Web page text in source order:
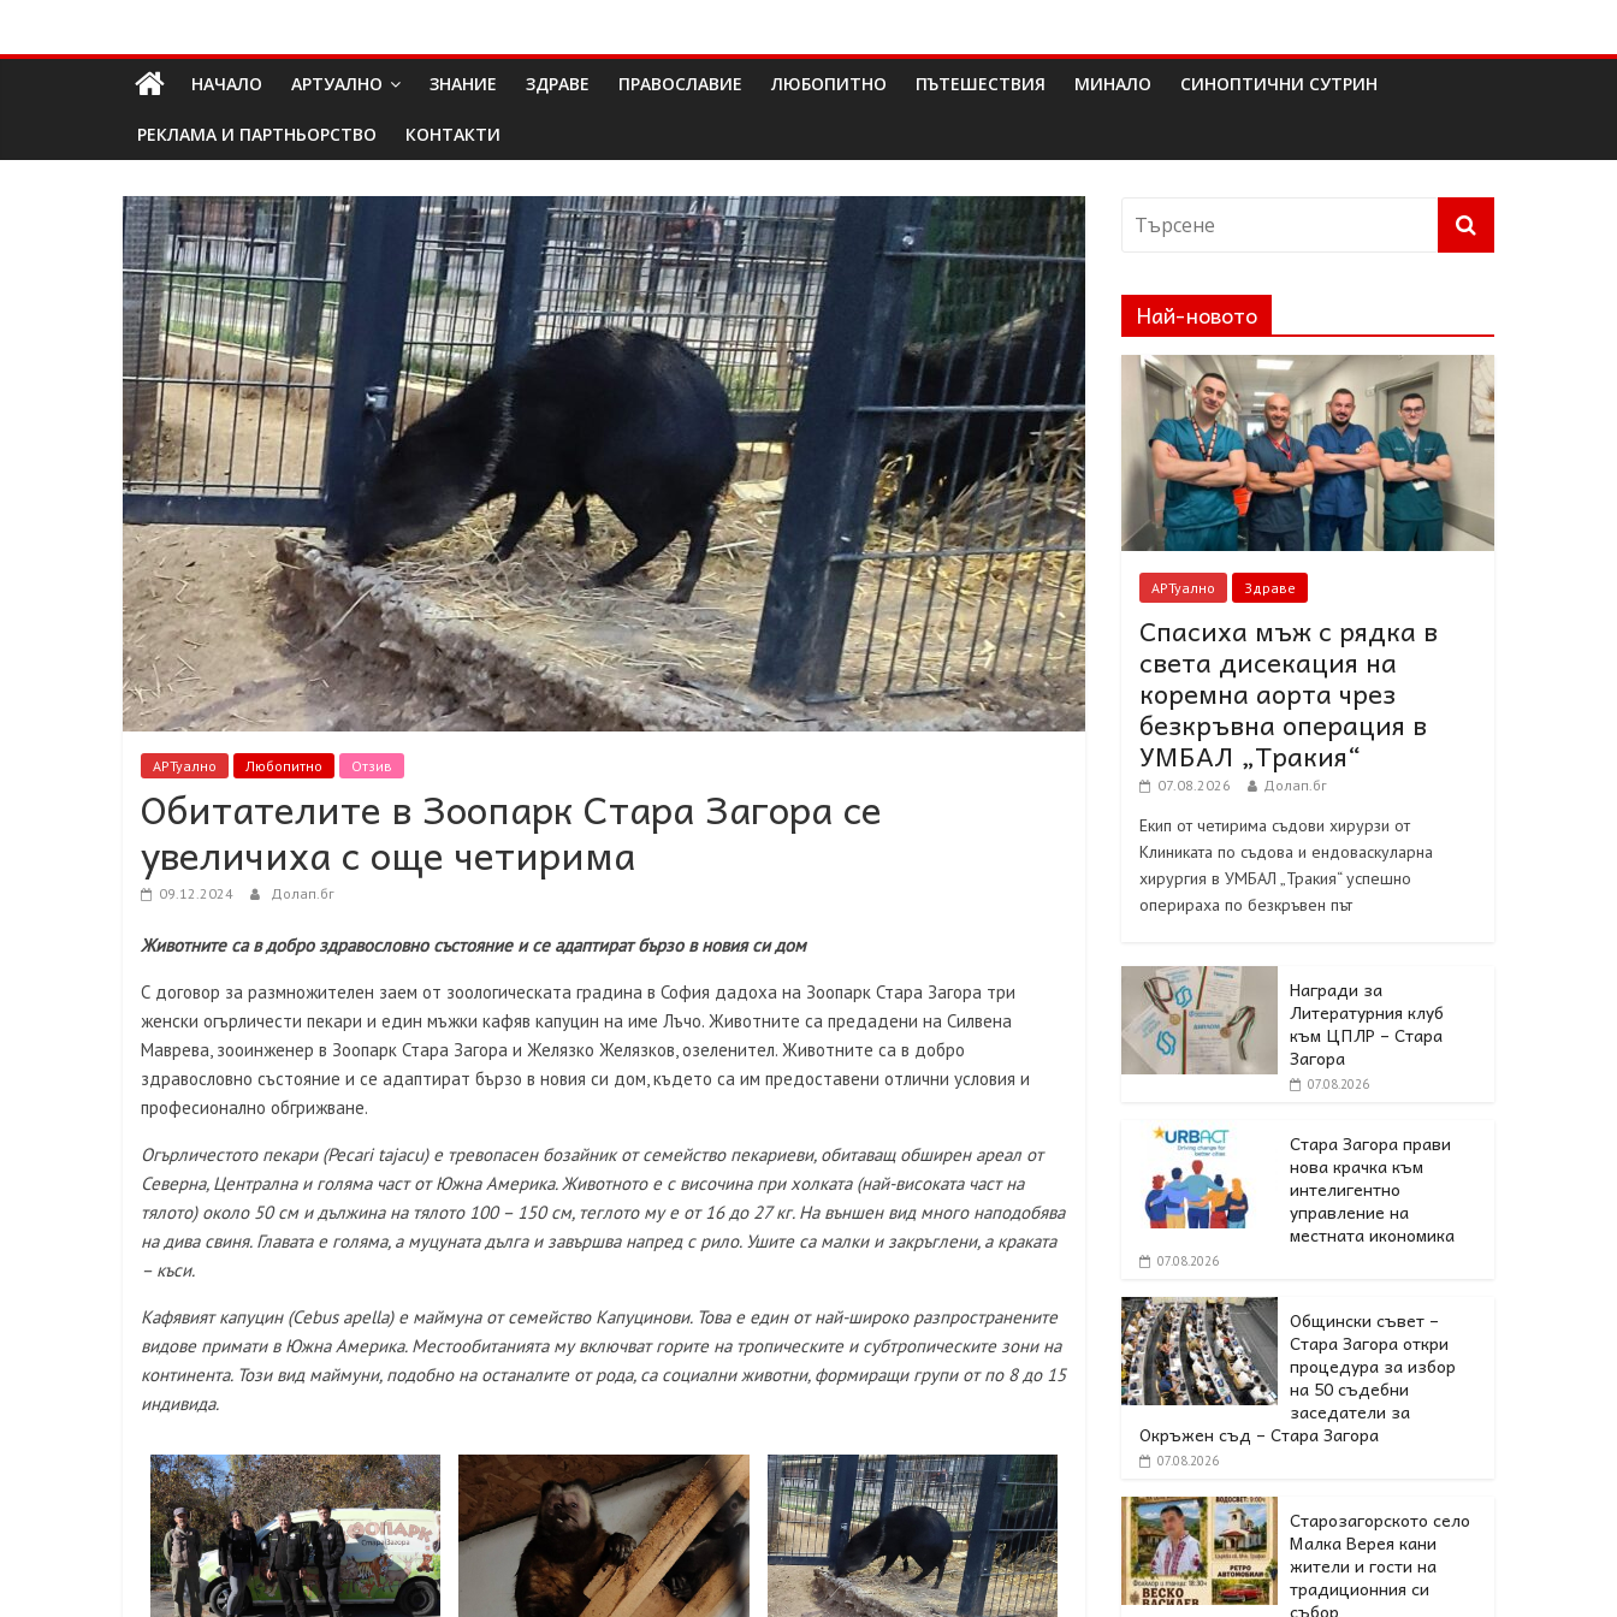
Долап
БГ
изкуство|
пътешествия|
мода|
събития|
кухня|
реклама|
минало|
НАЧАЛО АРТУАЛНО ЗНАНИЕ ЗДРАВЕ ПРАВОСЛАВИЕ ЛЮБОПИТНО ПЪТЕШЕСТВИЯ МИНАЛО СИНОПТИЧНИ СУТРИН
РЕКЛАМА И ПАРТНЬОРСТВО КОНТАКТИ
АРТуално Любопитно Отзив
Обитателите в Зоопарк Стара Загора се
увеличиха с още четирима
09.12.2024 Долап.бг
Животните са в добро здравословно състояние и се адаптират бързо в новия си дом
С договор за размножителен заем от зоологическата градина в София дадоха на Зоопарк Стара Загора три
женски огърличести пекари и един мъжки кафяв капуцин на име Лъчо. Животните са предадени на Силвена
Маврева, зооинженер в Зоопарк Стара Загора и Желязко Желязков, озеленител. Животните са в добро
здравословно състояние и се адаптират бързо в новия си дом, където са им предоставени отлични условия и
професионално обгрижване.
Огърличестото пекари (Pecari tajacu) е тревопасен бозайник от семейство пекариеви, обитаващ обширен ареал от
Северна, Централна и голяма част от Южна Америка. Животното е с височина при холката (най-високата част на
тялото) около 50 cм и дължина на тялото 100 – 150 cм, теглото му е от 16 до 27 кг. На външен вид много наподобява
на дива свиня. Главата е голяма, а муцуната дълга и завършва напред с рило. Ушите са малки и закръглени, а краката
– къси.
Кафявият капуцин (Cebus apella) е маймуна от семейство Капуцинови. Това е един от най-широко разпространените
видове примати в Южна Америка. Местообитанията му включват горите на тропическите и субтропическите зони на
континента. Този вид маймуни, подобно на останалите от рода, са социални животни, формиращи групи от по 8 до 15
индивида.
Най-новото
АРТуално Здраве
Спасиха мъж с рядка в
света дисекация на
коремна аорта чрез
безкръвна операция в
УМБАЛ „Тракия“
07.08.2026 Долап.бг
Екип от четирима съдови хирурзи от
Клиниката по съдова и ендоваскуларна
хирургия в УМБАЛ „Тракия“ успешно
оперираха по безкръвен път
Награди за
Литературния клуб
към ЦПЛР – Стара
Загора
07.08.2026
Стара Загора прави
нова крачка към
интелигентно
управление на
местната икономика
07.08.2026
Общински съвет –
Стара Загора откри
процедура за избор
на 50 съдебни
заседатели за
Окръжен съд – Стара Загора
07.08.2026
Старозагорското село
Малка Верея кани
жители и гости на
традиционния си
събор